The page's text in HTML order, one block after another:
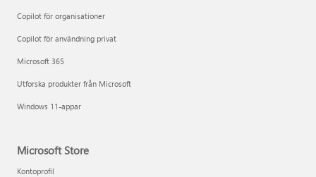
Copilot för organisationer
Copilot för användning privat
Microsoft 365
Utforska produkter från Microsoft
Windows 11-appar
Microsoft Store
Kontoprofil